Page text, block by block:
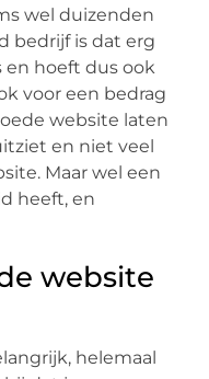
wel duizenden
bedrijf is dat erg
en hoeft dus ook
voor een bedrag
website laten
en niet veel
Maar wel een
heeft, en
website
helemaal